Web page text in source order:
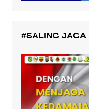
#SALING JAGA